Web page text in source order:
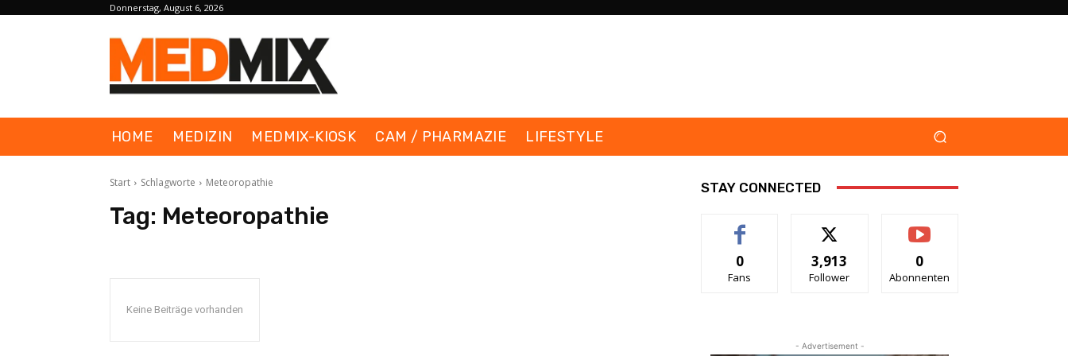
Donnerstag, August 6, 2026
HOME MEDIZIN MEDMIX-KIOSK CAM / PHARMAZIE LIFESTYLE
Start Schlagworte Meteoropathie
Tag: Meteoropathie
Keine Beiträge vorhanden
STAY CONNECTED
0
Fans
3,913
Follower
0
Abonnenten
- Advertisement -